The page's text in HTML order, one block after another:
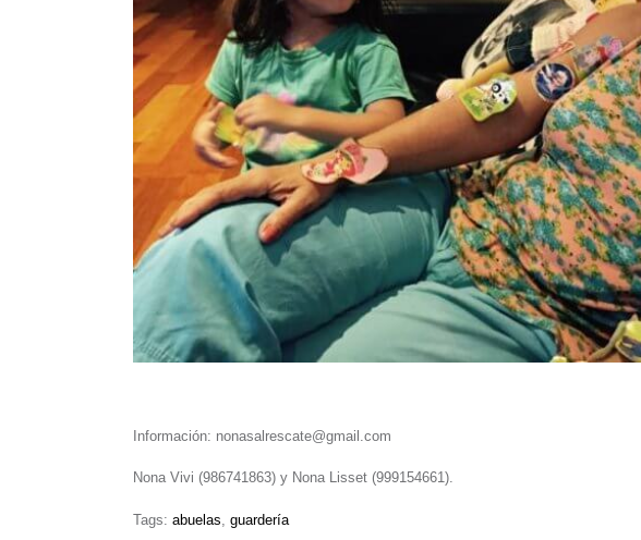
Información: nonasalrescate@gmail.com
Nona Vivi (986741863) y Nona Lisset (999154661).
Tags: abuelas guardería